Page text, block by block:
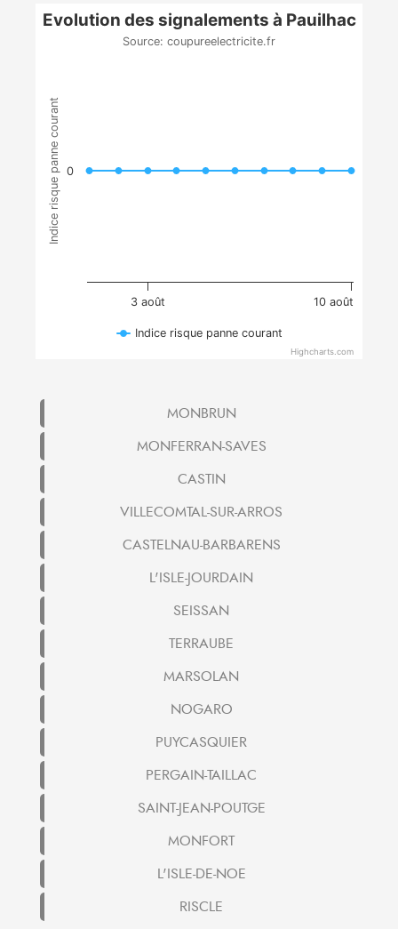
Indice risque panne courant
Evolution des signalements à Pauilhac
Source: coupureelectricite.fr
3 août 10 août
0
Indice risque panne courant
Highcharts.com
MONBRUN
MONFERRAN-SAVES
CASTIN
VILLECOMTAL-SUR-ARROS
CASTELNAU-BARBARENS
L'ISLE-JOURDAIN
SEISSAN
TERRAUBE
MARSOLAN
NOGARO
PUYCASQUIER
PERGAIN-TAILLAC
SAINT-JEAN-POUTGE
MONFORT
L'ISLE-DE-NOE
RISCLE